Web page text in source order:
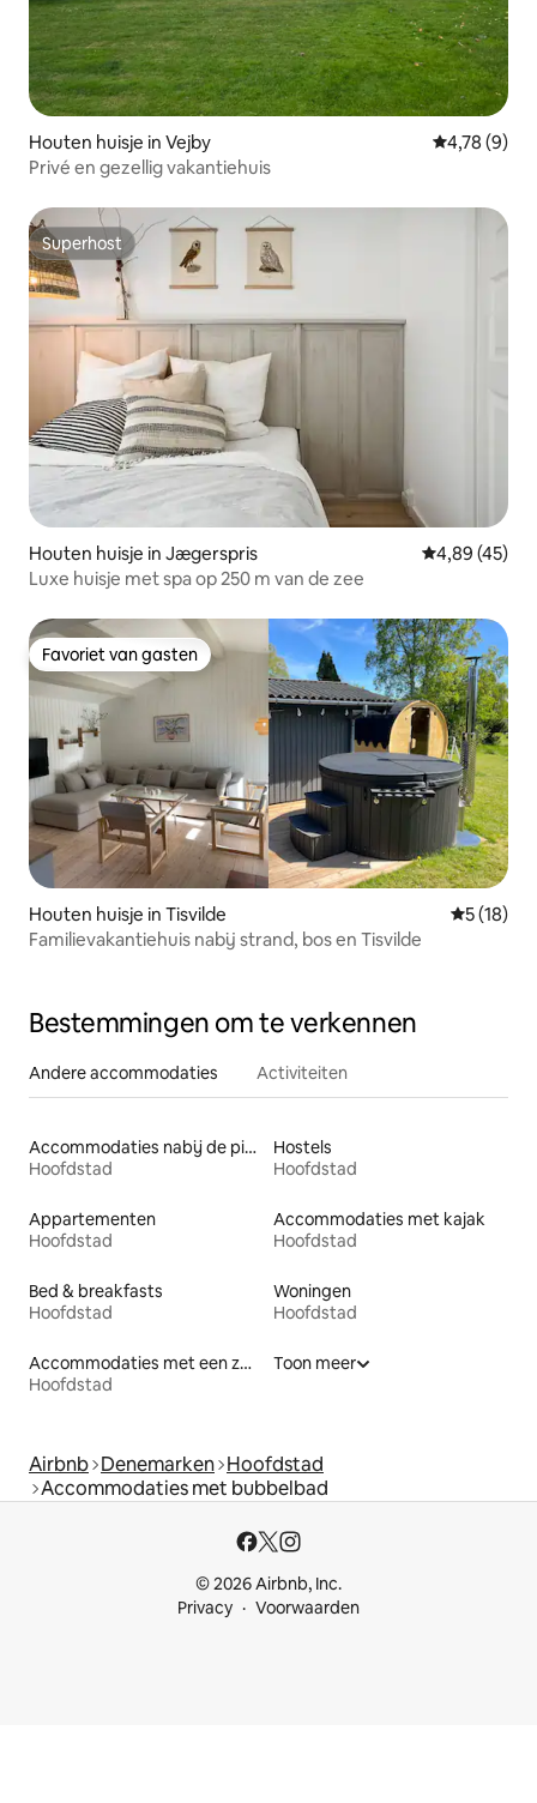
Houten huisje in Vejby
4,78 (9)
Privé en gezellig vakantiehuis
Superhost
Superhost
Houten huisje in Jægerspris Gemiddelde
4,89 (45)
Luxe huisje met spa op 250 m van de zee
Favoriet van gasten
Favoriet van gasten
Houten huisje in Tisvilde
5 (18)
Familievakantiehuis nabij strand, bos en Tisvilde
Bestemmingen om te verkennen
Andere accommodaties Activiteiten
Accommodaties nabij de piste
Hoofdstad
Hostels
Hoofdstad
Appartementen
Hoofdstad
Accommodaties met kajak
Hoofdstad
Bed & breakfasts
Hoofdstad
Woningen
Hoofdstad
Accommodaties met een zwembad
Hoofdstad
Toon meer
Airbnb Denemarken Hoofdstad
Accommodaties met bubbelbad
© 2026 Airbnb, Inc.
Privacy
Voorwaarden